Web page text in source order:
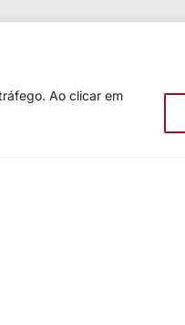
Ao clicar em